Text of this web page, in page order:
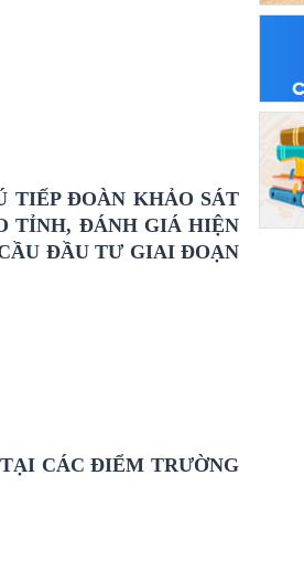
TIẾP ĐOÀN KHẢO SÁT
TỈNH, ĐÁNH GIÁ HIỆN
ĐẦU TƯ GIAI ĐOẠN
CÁC ĐIỂM TRƯỜNG